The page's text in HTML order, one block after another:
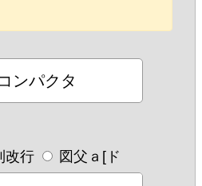
改行 図父ａ[ド